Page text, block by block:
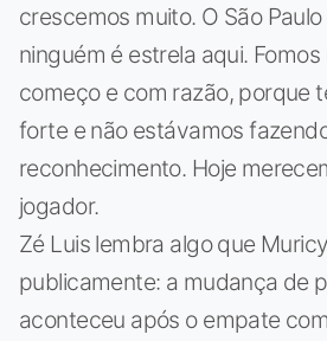
crescemos muito. O São
ninguém é estrela aqui.
começo e com razão, porque
forte e não estávamos
reconhecimento. Hoje
jogador.
Zé Luis lembra algo que
publicamente: a mudança de
aconteceu após o empate